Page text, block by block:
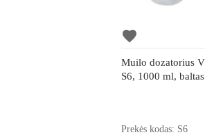
favorite
Muilo dozatorius
S6, 1000 ml, baltas
Prekės kodas: S6